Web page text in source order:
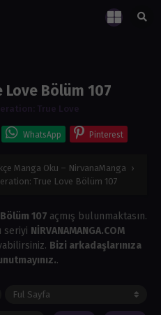
Bölüm 107
True Love
WhatsApp Pinterest
Manga Oku – NirvanaManga ›
True Love Bölüm 107
107 açmış bulunmaktasın.
seriyi NİRVANAMANGA.COM
Bizi arkadaşlarınıza
.